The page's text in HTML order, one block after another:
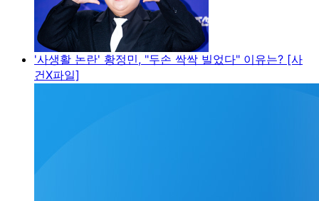
'사생활 논란' 황정민, "두손 싹싹 빌었다" 이유는? [사
건X파일]